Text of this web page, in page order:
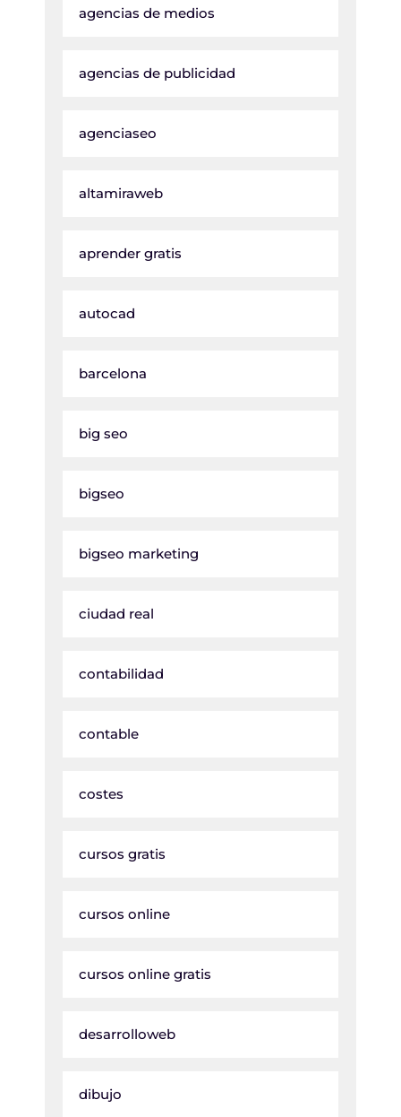
agencias de medios
agencias de publicidad
agenciaseo
altamiraweb
aprender gratis
autocad
barcelona
big seo
bigseo
bigseo marketing
ciudad real
contabilidad
contable
costes
cursos gratis
cursos online
cursos online gratis
desarrolloweb
dibujo